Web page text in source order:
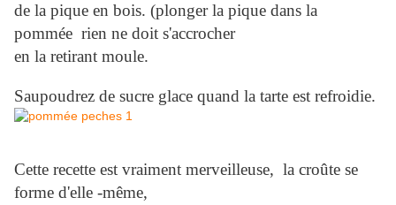
de la pique en bois. (plonger la pique dans la
pommée rien ne doit s'accrocher
en la retirant moule.
Saupoudrez de sucre glace quand la tarte est refroidie.
Cette recette est vraiment merveilleuse, la croûte se
forme d'elle -même,